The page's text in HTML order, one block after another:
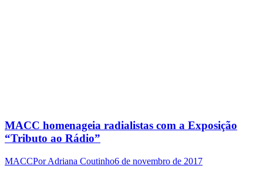
MACC homenageia radialistas com a Exposição
“Tributo ao Rádio”
MACCPorAdriana Coutinho6 de novembro de 2017